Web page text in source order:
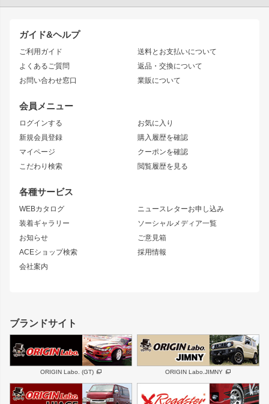
ガイド&ヘルプ
ご利用ガイド
よくあるご質問
お問い合わせ窓口
送料とお支払いについて
返品・交換について
業販について
会員メニュー
ログインする
新規会員登録
マイページ
こだわり検索
お気に入り
購入履歴を確認
クーポンを確認
閲覧履歴を見る
各種サービス
WEBカタログ
装着ギャラリー
お知らせ
ACEショップ検索
会社案内
ニュースレターお申し込み
ソーシャルメディア一覧
ご意見箱
採用情報
JZX90 CHASER
JZX110 MARK II
JZX100 MARK II
JZX90 MARK II
トレノ
マークX
アリスト
ソアラ
アルテッツァ
ニッサン
S15 シルビア
S14 シルビア 後期
S13 シルビア
180SX
シルエイティ
ワンビア
ローレル
セフィーロ
キャラバン
スズキ
GS350
SC
スバル 三菱
デリカ D:5
軽自動車 汎用
エアロシリーズ
ドリフトライン
風神
雷神
レーシングライン
アタックライン
ストリームライン
リアウイング
ジムニーパーツ
ホイール
MUD-S7
MUD-SR7
まつど家 鉄漢
ボンネット
フェンダー
サイドパーツ
リアゲート
メンテナンスパーツ
ハイエースパーツ
ホイール
ブランドサイト
ORIGIN Labo. (GT) ORIGIN Labo.JIMNY